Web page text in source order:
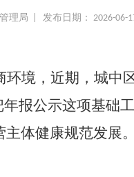
理局 | 发布日期： 2026-06-
境，近期，城中
报公示这项基础
体健康规范发展。